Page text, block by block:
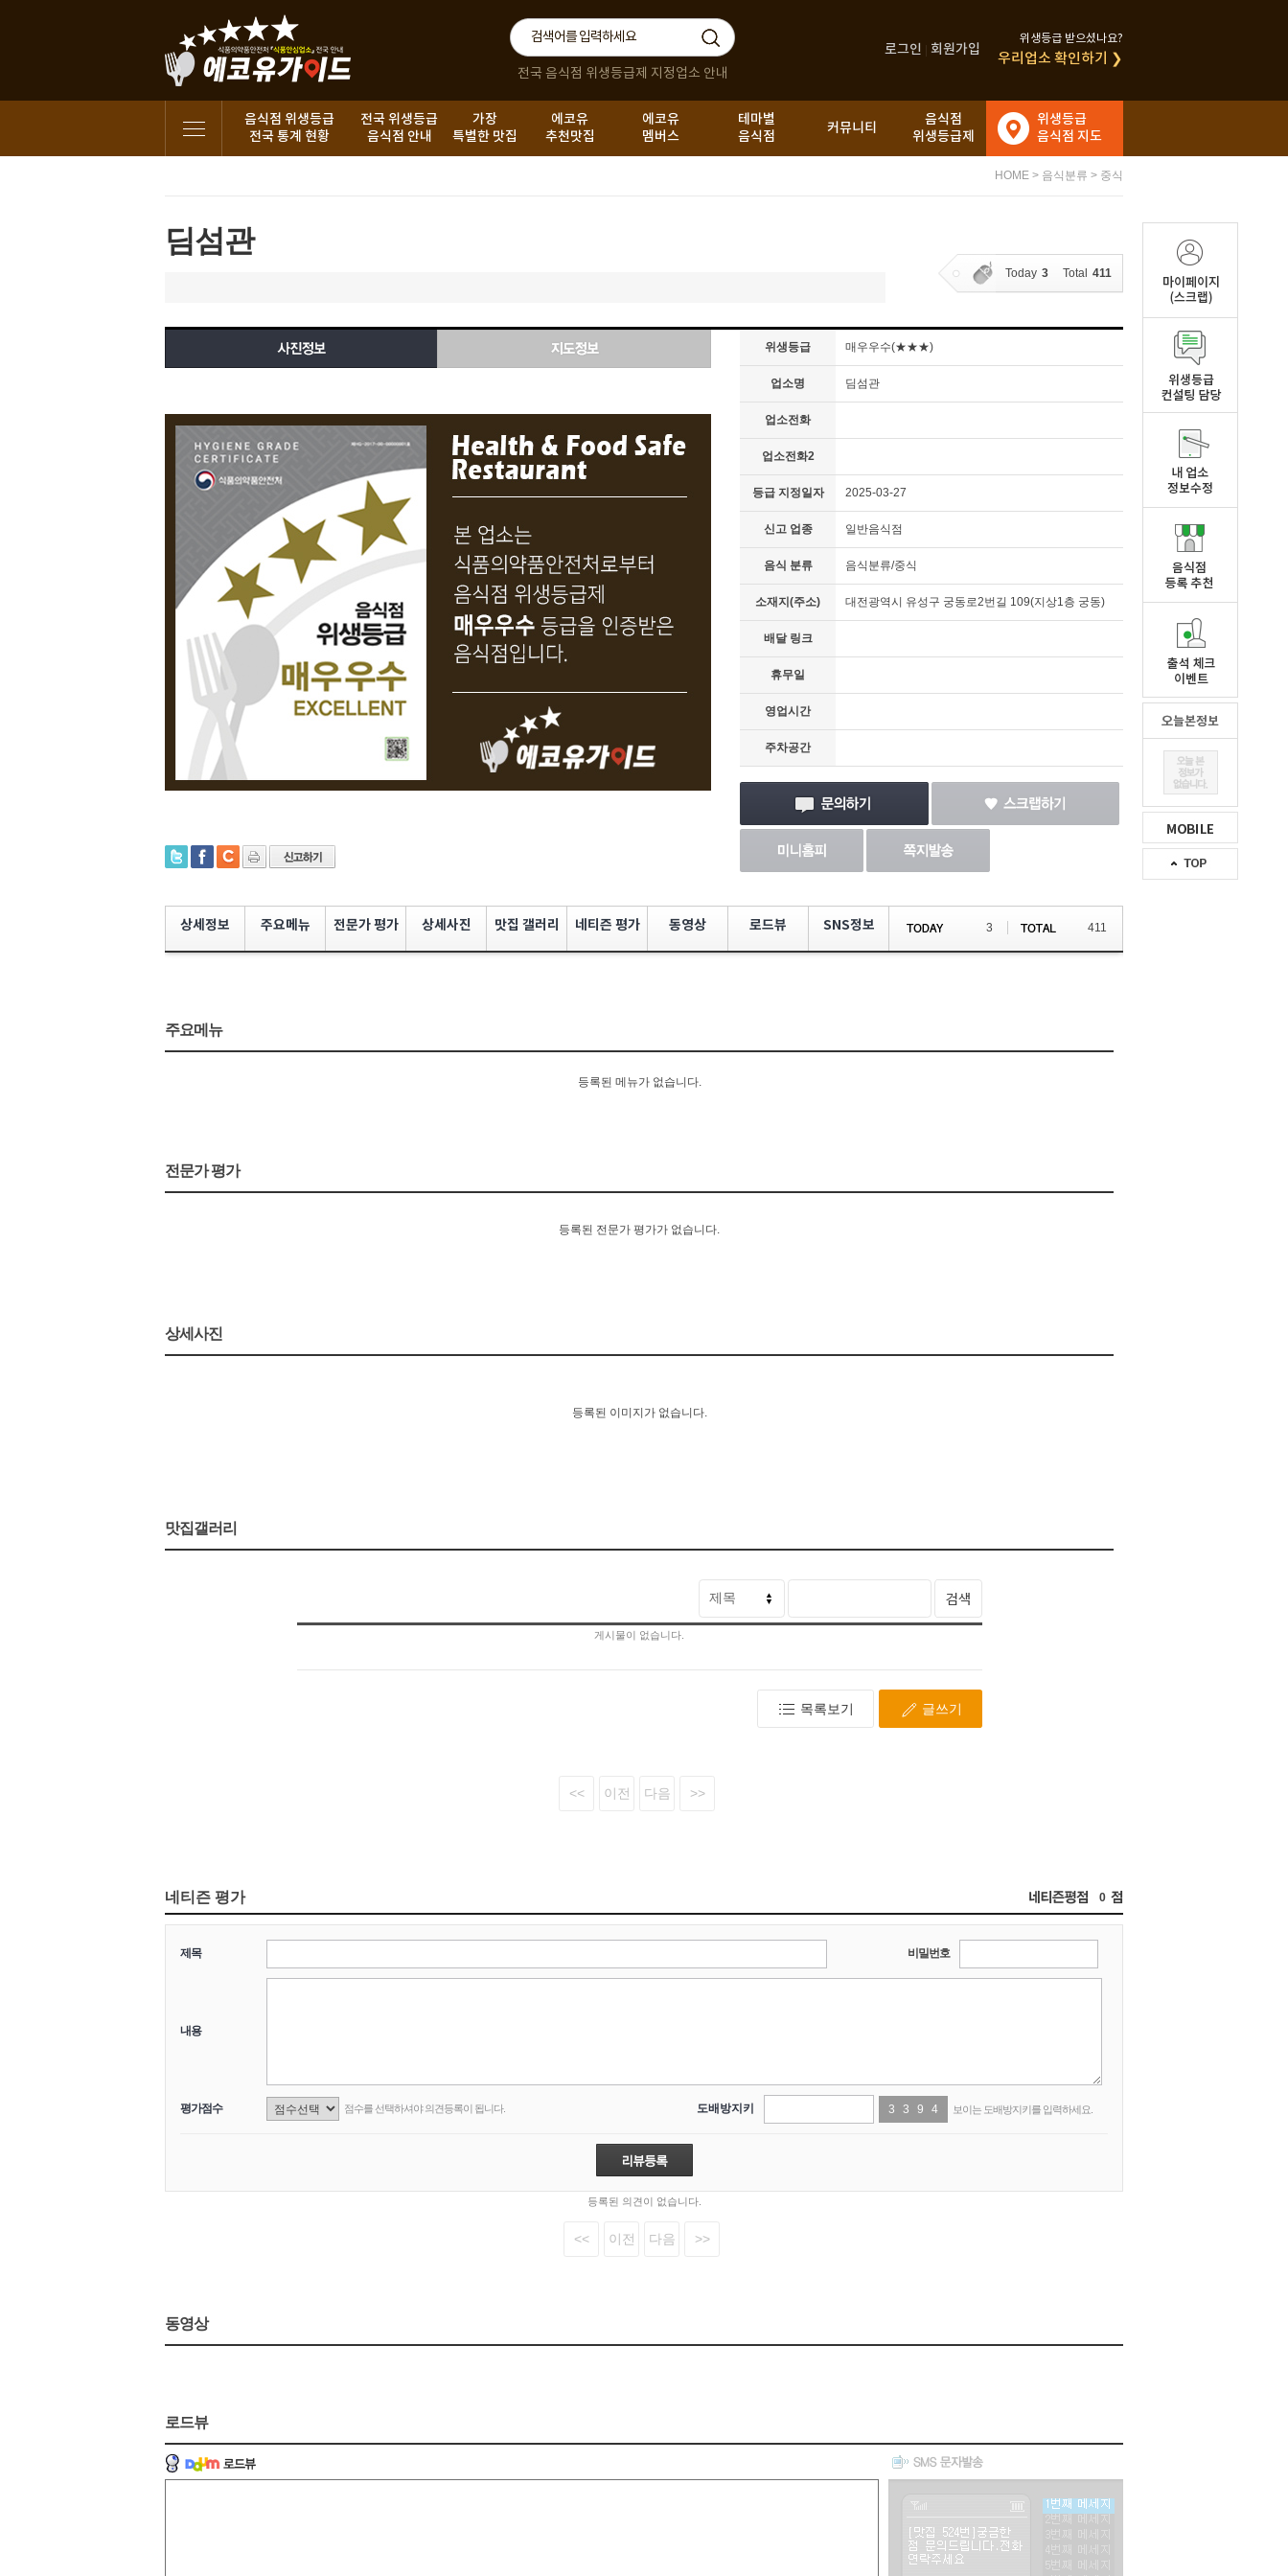
전국 음식점 위생등급제 지정업소 안내
로그인 회원가입
위생등급 받으셨나요?
우리업소 확인하기 ❯
음식점 위생등급
전국 통계 현황
전국 위생등급
음식점 안내
가장
특별한 맛집
에코유
추천맛집
에코유
멤버스
테마별
음식점
커뮤니티
음식점
위생등급제
위생등급
음식점 지도
HOME > 음식분류 > 중식
딤섬관
Today 3 Total 411
위생등급 매우우수(★★★)
업소명 딤섬관
업소전화
업소전화2
등급 지정일자 2025-03-27
신고 업종 일반음식점
음식 분류 음식분류/중식
소재지(주소) 대전광역시 유성구 궁동로2번길 109(지상1층 궁동)
배달 링크
휴무일
영업시간
주차공간
상세정보 주요메뉴 전문가 평가 상세사진 맛집 갤러리 네티즌 평가 동영상 로드뷰 SNS정보 3 411
주요메뉴
등록된 메뉴가 없습니다.
전문가 평가
등록된 전문가 평가가 없습니다.
상세사진
등록된 이미지가 없습니다.
맛집갤러리
네티즌 평가 0
제목 비밀번호
내용
평가점수 점수를 선택하셔야 의견등록이 됩니다. 도배방지키 3 3 9 4 보이는 도배방지키를 입력하세요.
등록된 의견이 없습니다.
<< 이전 다음 >>
동영상
로드뷰